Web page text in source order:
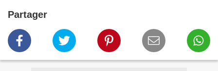
Partager